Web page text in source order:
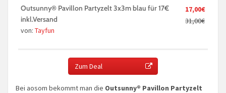
17,00€
31,00€
Outsunny® Pavillon Partyzelt 3x3m blau für 17€
inkl.Versand
von: Tayfun
Zum Deal
Bei aosom bekommt man die Outsunny® Pavillon Partyzelt